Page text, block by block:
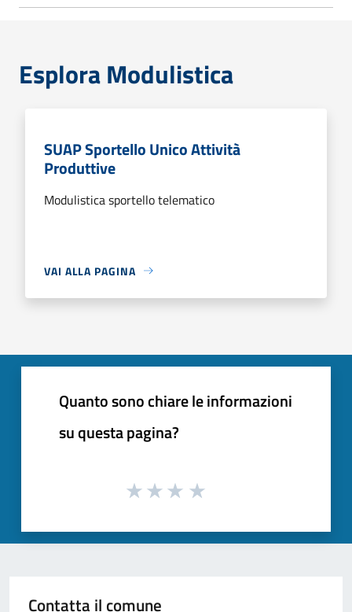
Esplora Modulistica
SUAP Sportello Unico Attività
Produttive
Modulistica sportello telematico
VAI ALLA PAGINA
Quanto sono chiare le informazioni
su questa pagina?
Contatta il comune